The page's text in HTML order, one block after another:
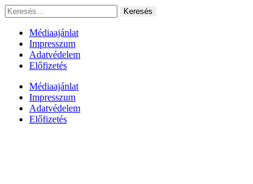
Ugrás
a
tartalomhoz
Keresés:
Médiaajánlat
Impresszum
Adatvédelem
Előfizetés
Médiaajánlat
Impresszum
Adatvédelem
Előfizetés